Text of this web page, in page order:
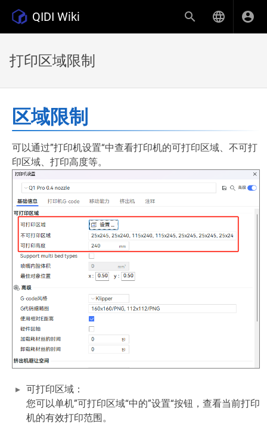
QIDI Wiki
打印区域限制
区域限制
可以通过”打印机设置“中查看打印机的可打印区域、不可打
印区域、打印高度等。
可打印区域：
您可以单机”可打印区域“中的”设置“按钮，查看当前打印
机的有效打印范围。